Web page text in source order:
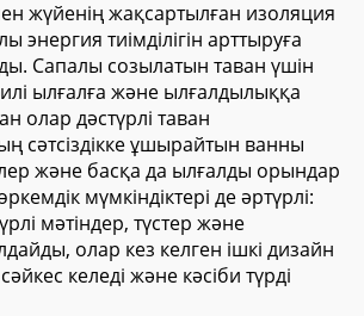
жүйенің жақсартылған изоляция
энергия тиімділігін арттыруға
Сапалы созылатын таван үшін
ылғалға және ылғалдылыққа
олар дәстүрлі таван
сәтсіздікке ұшырайтын ванны
және басқа да ылғалды орындар
мүмкіндіктері де әртүрлі:
мәтіндер, түстер және
олар кез келген ішкі дизайн
келеді және кәсіби түрді